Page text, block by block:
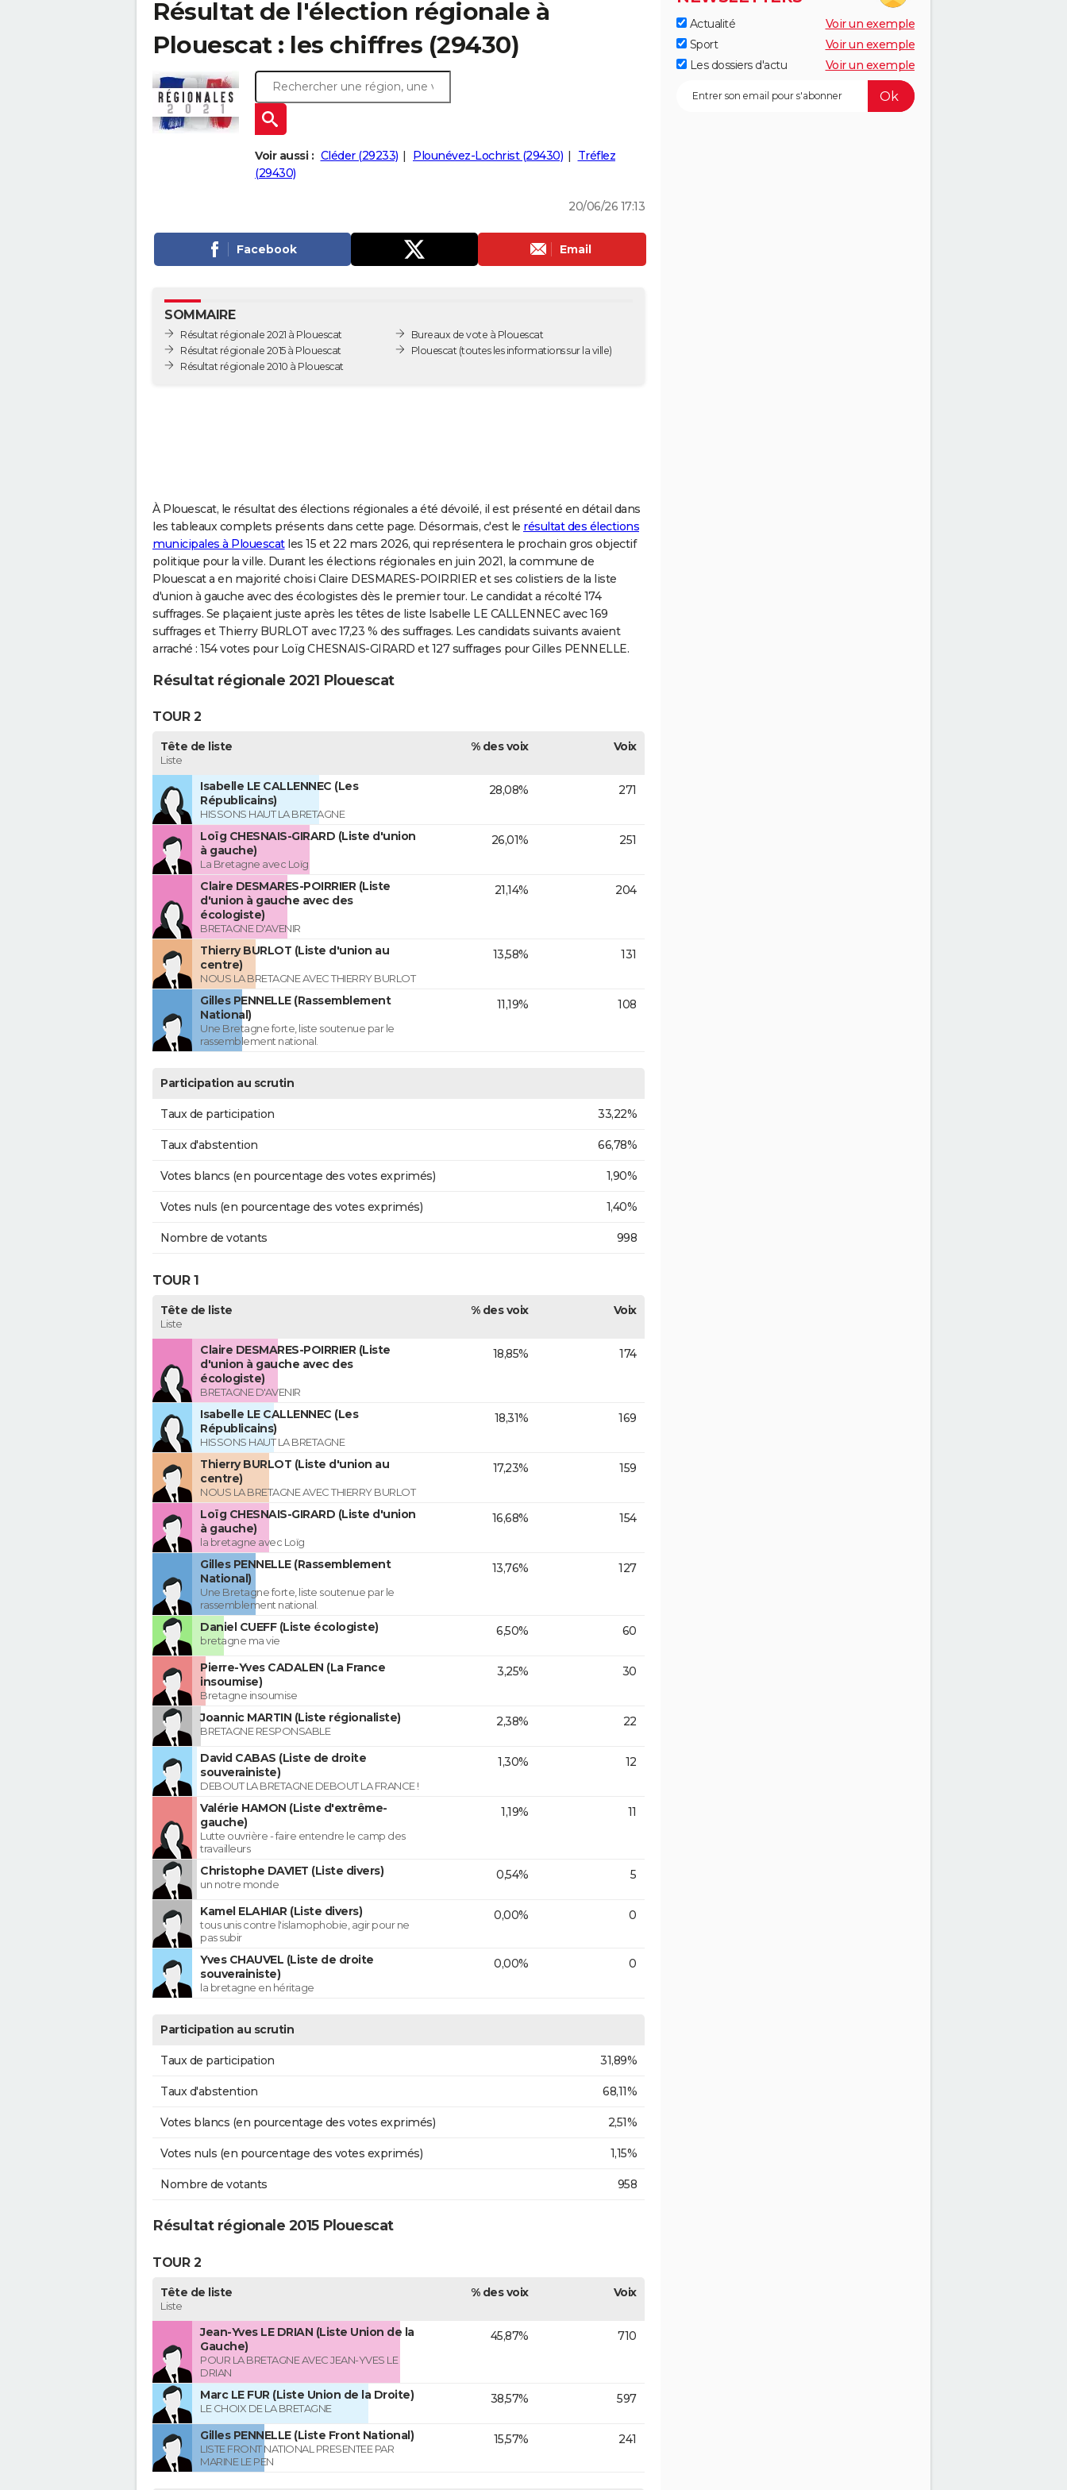
Résultat de l'élection régionale à
Plouescat : les chiffres (29430)
Voir aussi : Cléder (29233) Plounévez-Lochrist (29430)
Tréflez
(29430)
20/06/26 17:13
Facebook Email
SOMMAIRE
Résultat régionale 2021 à Plouescat
Résultat régionale 2015 à Plouescat
Résultat régionale 2010 à Plouescat
Bureaux de vote à Plouescat
Plouescat (toutes les informations sur la ville)
À Plouescat, le résultat des élections régionales a été dévoilé, il est présenté en détail dans
les tableaux complets présents dans cette page. Désormais, c'est le résultat des élections
municipales à Plouescatles 15 et 22 mars 2026, qui représentera le prochain gros objectif
politique pour la ville. Durant les élections régionales en juin 2021, la commune de
Plouescat a en majorité choisi Claire DESMARES-POIRRIER et ses colistiers de la liste
d'union à gauche avec des écologistes dès le premier tour. Le candidat a récolté 174
suffrages. Se plaçaient juste après les têtes de liste Isabelle LE CALLENNEC avec 169
suffrages et Thierry BURLOT avec 17,23 % des suffrages. Les candidats suivants avaient
arraché : 154 votes pour Loïg CHESNAIS-GIRARD et 127 suffrages pour Gilles PENNELLE.
Résultat régionale 2021 Plouescat
TOUR 2
Tête de liste
Liste
% des voix Voix
Isabelle LE CALLENNEC (Les
Républicains)
HISSONS HAUT LA BRETAGNE
28,08% 271
Loïg CHESNAIS-GIRARD (Liste d'union
à gauche)
La Bretagne avec Loïg
26,01% 251
Claire DESMARES-POIRRIER (Liste
d'union à gauche avec des
écologiste)
BRETAGNE D'AVENIR
21,14% 204
Thierry BURLOT (Liste d'union au
centre)
NOUS LA BRETAGNE AVEC THIERRY BURLOT
13,58% 131
Gilles PENNELLE (Rassemblement
National)
Une Bretagne forte, liste soutenue par le
rassemblement national.
11,19% 108
Participation au scrutin
Taux de participation 33,22%
Taux d'abstention 66,78%
Votes blancs (en pourcentage des votes exprimés) 1,90%
Votes nuls (en pourcentage des votes exprimés) 1,40%
Nombre de votants 998
TOUR 1
Tête de liste
Liste
% des voix Voix
Claire DESMARES-POIRRIER (Liste
d'union à gauche avec des
écologiste)
BRETAGNE D'AVENIR
18,85% 174
Isabelle LE CALLENNEC (Les
Républicains)
HISSONS HAUT LA BRETAGNE
18,31% 169
Thierry BURLOT (Liste d'union au
centre)
NOUS LA BRETAGNE AVEC THIERRY BURLOT
17,23% 159
Loïg CHESNAIS-GIRARD (Liste d'union
à gauche)
la bretagne avec Loïg
16,68% 154
Gilles PENNELLE (Rassemblement
National)
Une Bretagne forte, liste soutenue par le
rassemblement national.
13,76% 127
Daniel CUEFF (Liste écologiste)
bretagne ma vie
6,50% 60
Pierre-Yves CADALEN (La France
insoumise)
Bretagne insoumise
3,25% 30
Joannic MARTIN (Liste régionaliste)
BRETAGNE RESPONSABLE
2,38% 22
David CABAS (Liste de droite
souverainiste)
DEBOUT LA BRETAGNE DEBOUT LA FRANCE !
1,30% 12
Valérie HAMON (Liste d'extrême-
gauche)
Lutte ouvrière - faire entendre le camp des
travailleurs
1,19% 11
Christophe DAVIET (Liste divers)
un notre monde
0,54% 5
Kamel ELAHIAR (Liste divers)
tous unis contre l'islamophobie, agir pour ne
pas subir
0,00% 0
Yves CHAUVEL (Liste de droite
souverainiste)
la bretagne en héritage
0,00% 0
Participation au scrutin
Taux de participation 31,89%
Taux d'abstention 68,11%
Votes blancs (en pourcentage des votes exprimés) 2,51%
Votes nuls (en pourcentage des votes exprimés) 1,15%
Nombre de votants 958
Résultat régionale 2015 Plouescat
TOUR 2
Tête de liste
Liste
% des voix Voix
Jean-Yves LE DRIAN (Liste Union de la
Gauche)
POUR LA BRETAGNE AVEC JEAN-YVES LE
DRIAN
45,87% 710
Marc LE FUR (Liste Union de la Droite)
LE CHOIX DE LA BRETAGNE
38,57% 597
Gilles PENNELLE (Liste Front National)
LISTE FRONT NATIONAL PRESENTEE PAR
MARINE LE PEN
15,57% 241
Actualité
Voir un exemple
Sport
Voir un exemple
Les dossiers d'actu
Voir un exemple